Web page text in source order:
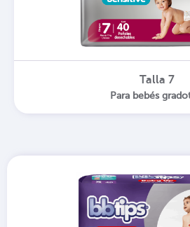
Talla 7
Para bebés